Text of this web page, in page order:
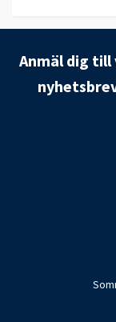
Anmäl dig till